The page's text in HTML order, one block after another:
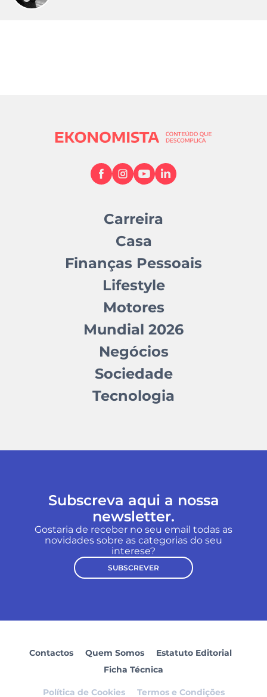
Carreira
Casa
Finanças Pessoais
Lifestyle
Motores
Mundial 2026
Negócios
Sociedade
Tecnologia
Subscreva aqui a nossa
newsletter.
Gostaria de receber no seu email todas as
novidades sobre as categorias do seu
interese?
SUBSCREVER
Contactos Quem Somos
Estatuto Editorial
Ficha Técnica
Política de Cookies Termos e Condições